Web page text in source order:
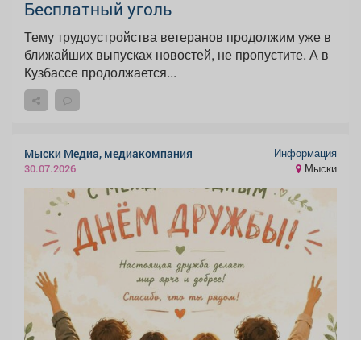
Бесплатный уголь
Тему трудоустройства ветеранов продолжим уже в
ближайших выпусках новостей, не пропустите. А в
Кузбассе продолжается...
Мыски Медиа, медиакомпания
30.07.2026
Информация
Мыски